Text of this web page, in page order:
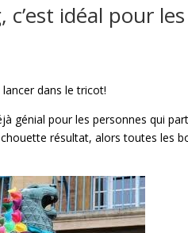
idéal pour
dans le tricot!
génial pour les personnes qui
résultat, alors toutes les